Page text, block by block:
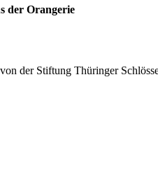
der Orangerie
der Stiftung Thüringer